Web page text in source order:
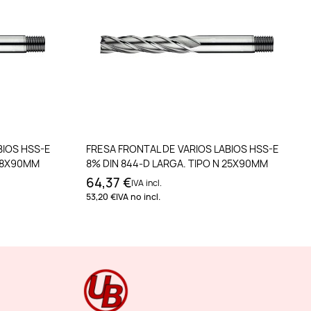
HSS-E
Añadir al carrito
FRESA FRONTAL DE VARIOS LABIOS HSS-E
8% DIN 844-D LARGA. TIPO N 25X90MM
64,37 €IVA incl.
53,20 €IVA no incl.